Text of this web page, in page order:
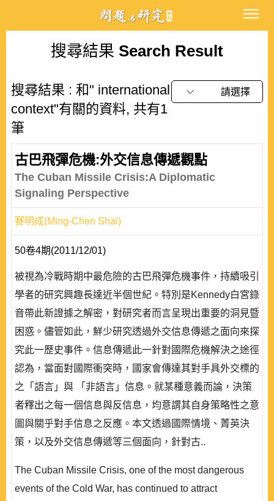
搜尋結果 Search Result
搜尋結果 : 和" international
context"有關的資料, 共有1
筆
請選擇
古巴飛彈危機:外交信息傳遞觀點
The Cuban Missile Crisis:A Diplomatic
Signaling Perspective
賽明成(Ming-Chen Shai)
50卷4期(2011/12/01)
被視為冷戰時期中最危險的古巴飛彈危機事件，持續吸引
學者的研究興趣長達近半個世紀。特別是Kennedy白宮錄
音帶此新證據之解密，對研究者而言呈現出重要的洞見暨
困惑。儘管如此，鮮少研究透過外交信息傳遞之面向來探
究此一歷史事件。信息傳遞此一針對國際危機解決之途徑
認為，當面對國際衝突時，國家會傳達其對手具外交標的
之「語言」與 「非語言」信息。就某種意義而論，決策
者釋出之每一個信息與反信息，均意謂其自身策略性之意
圖與關乎對手信息之反應。本文透過國際情境、菁英決
策，以及外交信息傳遞等三個面向，針對古..
The Cuban Missile Crisis, one of the most dangerous
events of the Cold War, has continued to attract